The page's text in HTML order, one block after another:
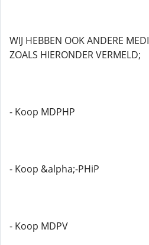
WIJ HEBBEN OOK ANDERE
ZOALS HIERONDER VERMELD;
- Koop MDPHP
- Koop &alpha;-PHiP
- Koop MDPV